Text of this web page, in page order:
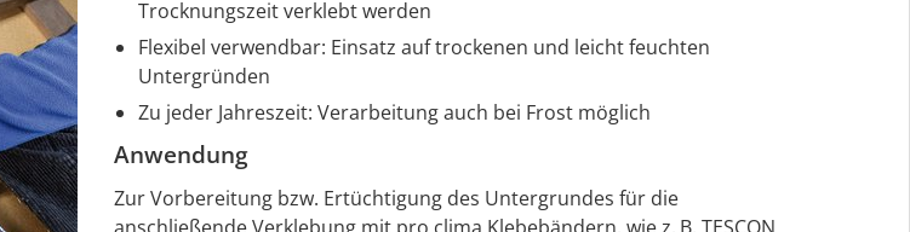
Trocknungszeit verklebt werden
Flexibel verwendbar: Einsatz auf trockenen und leicht feuchten
Untergründen
Zu jeder Jahreszeit: Verarbeitung auch bei Frost möglich
Anwendung
Zur Vorbereitung bzw. Ertüchtigung des Untergrundes für die